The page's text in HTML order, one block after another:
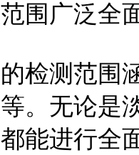
广泛全
测范围涵
。无论是
能进行全